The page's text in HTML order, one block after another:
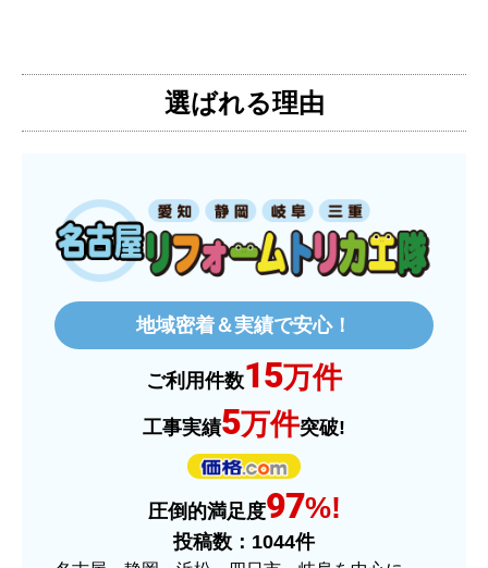
【その他感想・コメント】
ものおきものおきさん
2025年12月26日 18:45
欲しい商品をスムーズに注文できましたか？
はい
ショップからの連絡や対応は適切でしたか？
商品の梱包は必要十分なものでしたか？
またこのショップを利用したいですか？
はい
選ばれる理由
地域密着＆実績で安心！
ご利用件数15万件
工事実績5万件突破!
圧倒的満足度97%!
投稿数： 1044件